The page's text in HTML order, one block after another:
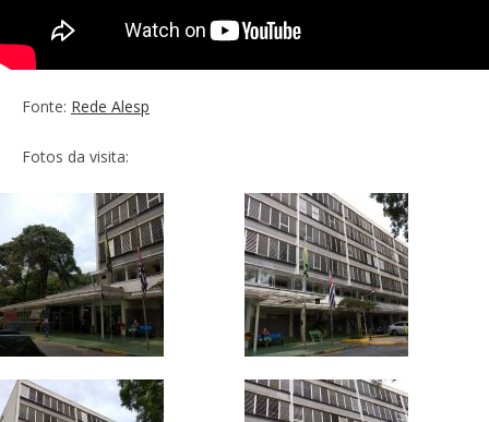
Fonte: Rede Alesp
Fotos da visita: